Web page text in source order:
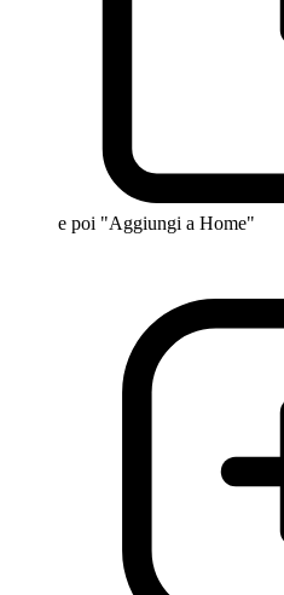
e poi "Aggiungi a Home"